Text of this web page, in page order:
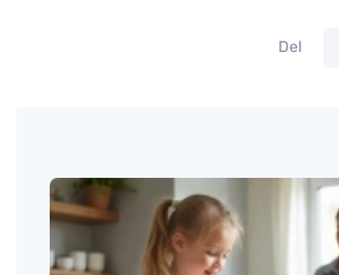
Del